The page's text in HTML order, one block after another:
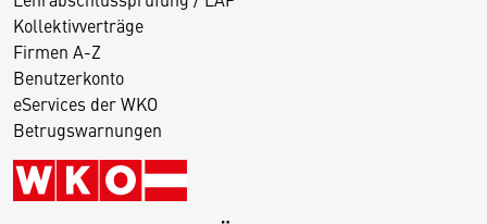
Kollektivverträge
Firmen A-Z
Benutzerkonto
eServices der WKO
Betrugswarnungen